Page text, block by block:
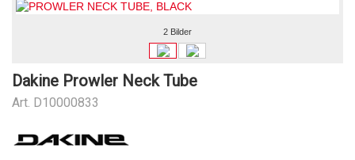
2 Bilder
Dakine Prowler Neck Tube
Art. D10000833